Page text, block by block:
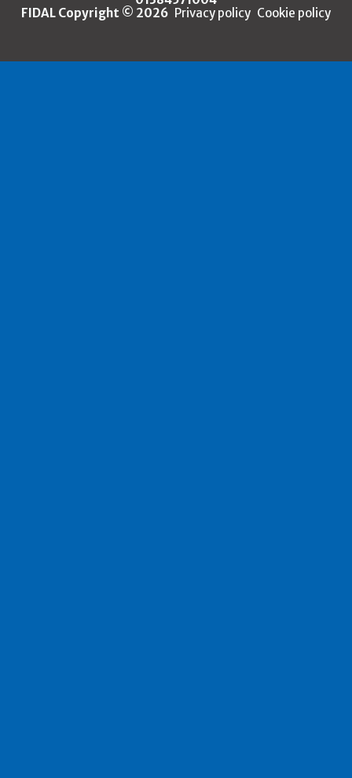
FIDAL Copyright © 2026 Privacy policy Cookie policy